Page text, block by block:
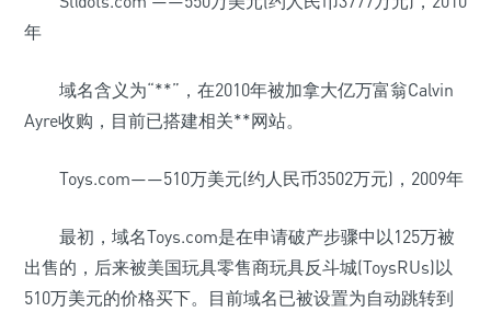
年
域名含义为“**”，在2010年被加拿大亿万富翁Calvin
Ayre收购，目前已搭建相关**网站。
Toys.com——510万美元(约人民币3502万元)，2009年
最初，域名Toys.com是在申请破产步骤中以125万被
出售的，后来被美国玩具零售商玩具反斗城(ToysRUs)以
510万美元的价格买下。目前域名已被设置为自动跳转到